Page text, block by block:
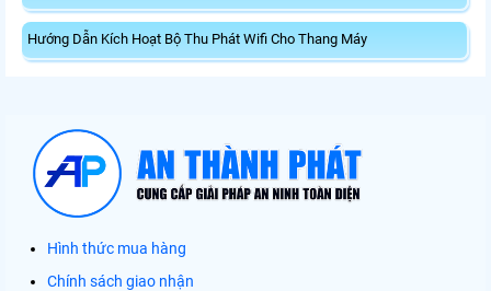
Hướng Dẫn Kích Hoạt Bộ Thu Phát Wifi Cho Thang Máy
Hình thức mua hàng
Chính sách giao nhận